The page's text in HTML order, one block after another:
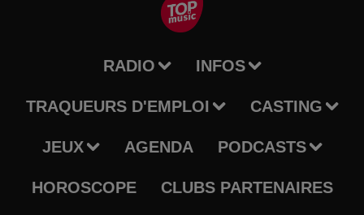
RADIO INFOS
TRAQUEURS D'EMPLOI CASTING
JEUX AGENDA PODCASTS
HOROSCOPE CLUBS PARTENAIRES